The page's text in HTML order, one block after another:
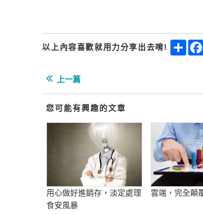
以上內容喜歡就用力分享出去唷!
上一篇
您可能有興趣的文章
用心做好進銷存，淡定處理
食安風暴
雲端，完全顛